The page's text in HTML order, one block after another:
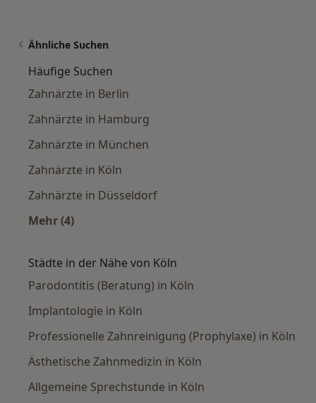
Ähnliche Suchen
Häufige Suchen
Zahnärzte in Berlin
Zahnärzte in Hamburg
Zahnärzte in München
Zahnärzte in Köln
Zahnärzte in Düsseldorf
Mehr (4)
Städte in der Nähe von Köln
Parodontitis (Beratung) in Köln
Implantologie in Köln
Professionelle Zahnreinigung (Prophylaxe) in Köln
Ästhetische Zahnmedizin in Köln
Allgemeine Sprechstunde in Köln